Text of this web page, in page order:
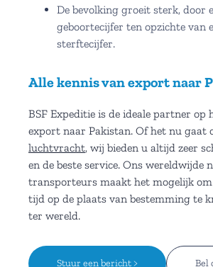
De bevolking groeit sterk, door
geboortecijfer ten opzichte van
sterftecijfer.
Alle kennis van export naar
BSF Expeditie is de ideale partner op
export naar Pakistan. Of het nu gaat
luchtvracht, wij bieden u altijd zeer
en de beste service. Ons wereldwijde
transporteurs maakt het mogelijk
tijd op de plaats van bestemming te
ter wereld.
Stuur een bericht > Bel